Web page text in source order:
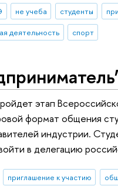
не учеба студенты
деятельность спорт
этап
формат общения
индустрии.
в делегацию
приглашение к участию